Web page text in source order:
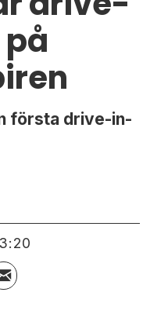
första drive-in-